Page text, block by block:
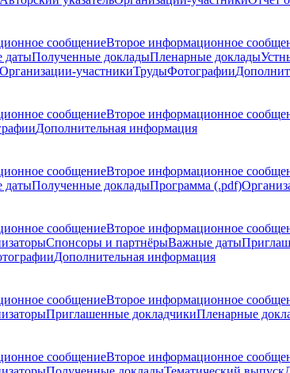
сообщениеВторое информационное
датыПолученные докладыПленарные доклады
Организации-участникиТрудыФотографии
сообщениеВторое информационное
Дополнительная информация
сообщениеВторое информационное
датыПолученные докладыПрограмма (.pdf)
сообщениеВторое информационное
Спонсоры и партнёрыВажные даты
Дополнительная информация
сообщениеВторое информационное
Приглашенные докладчикиПленарные
сообщениеВторое информационное